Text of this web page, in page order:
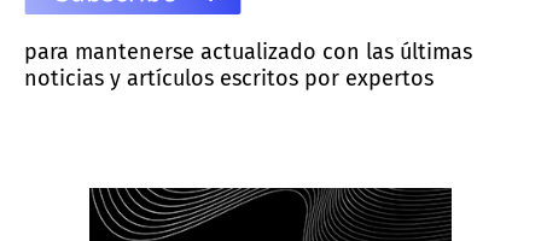
para mantenerse actualizado con las últimas
noticias y artículos escritos por expertos